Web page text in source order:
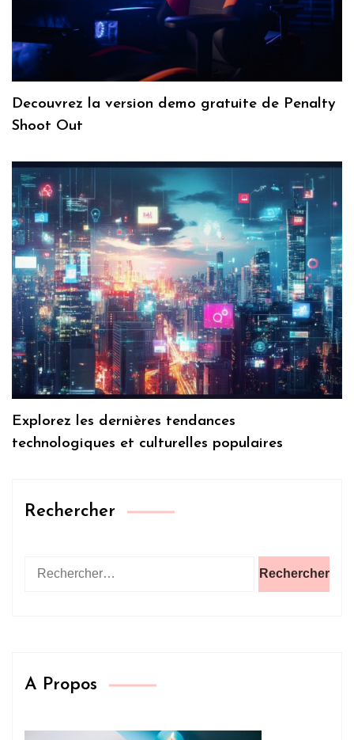
Decouvrez la version demo gratuite de Penalty
Shoot Out
Explorez les dernières tendances
technologiques et culturelles populaires
Rechercher
A Propos